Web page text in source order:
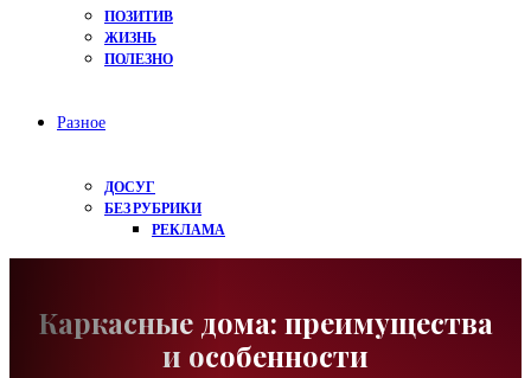
ПОЗИТИВ
ЖИЗНЬ
ПОЛЕЗНО
Разное
ДОСУГ
БЕЗ РУБРИКИ
РЕКЛАМА
Каркасные дома: преимущества
и особенности